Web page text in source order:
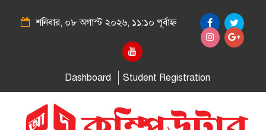
শনিবার, ০৮ অগাস্ট ২০২৬, ১১:১০ পূর্বাহ্ন
Dashboard Student Registration